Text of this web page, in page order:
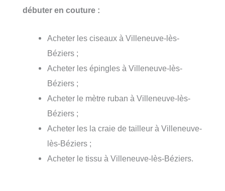
débuter en couture :
Acheter les ciseaux à Villeneuve-lès-
Béziers ;
Acheter les épingles à Villeneuve-lès-
Béziers ;
Acheter le mètre ruban à Villeneuve-lès-
Béziers ;
Acheter les la craie de tailleur à Villeneuve-
lès-Béziers ;
Acheter le tissu à Villeneuve-lès-Béziers.